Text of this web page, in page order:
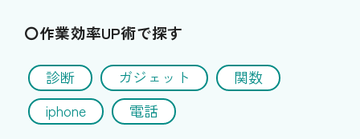
〇作業効率UP術で探す
診断 ガジェット
関数
iphone
電話